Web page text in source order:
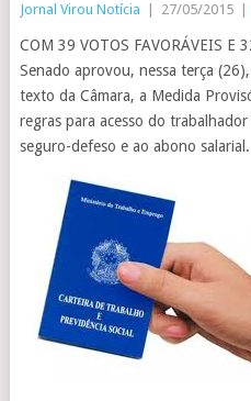
Jornal Virou Notícia 27/05/2015
COM 39 VOTOS FAVORÁVEIS E
Senado aprovou, nessa terça
texto da Câmara, a Medida
regras para acesso do
seguro-defeso e ao abono salarial.